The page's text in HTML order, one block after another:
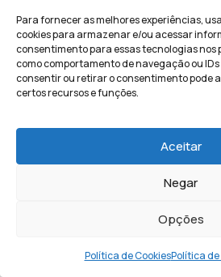
Para fornecer as melhores experiências,
cookies para armazenar e/ou acessar
consentimento para essas tecnologias
como comportamento de navegação ou
consentir ou retirar o consentimento pode
certos recursos e funções.
Aceitar
Negar
Opções
Política de CookiesPolítica
pesquisa de marketing em 2026 é
conhecimento em agilidade
esse fluxo de análise, a empresa
estratégia digital seja não apenas
Quais
facilitam a
pesquisas?